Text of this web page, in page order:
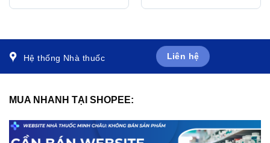
x 10 viên)
Hệ thống Nhà thuốc Liên hệ
MUA NHANH TẠI SHOPEE: